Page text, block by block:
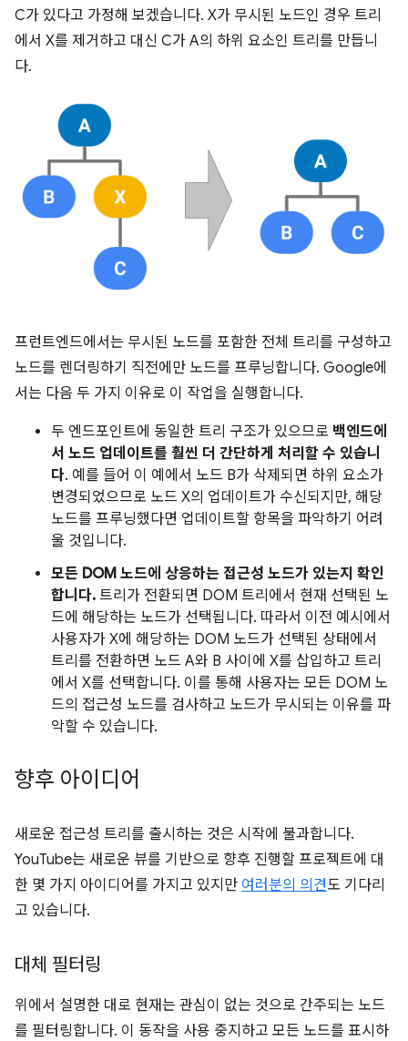
C가 있다고 가정해 보겠습니다. X가 무시된 노드인 경우 트리
에서 X를 제거하고 대신 C가 A의 하위 요소인 트리를 만듭니
다.
프런트엔드에서는 무시된 노드를 포함한 전체 트리를 구성하고
노드를 렌더링하기 직전에만 노드를 프루닝합니다. Google에
서는 다음 두 가지 이유로 이 작업을 실행합니다.
두 엔드포인트에 동일한 트리 구조가 있으므로 백엔드에
서 노드 업데이트를 훨씬 더 간단하게 처리할 수 있습니
다. 예를 들어 이 예에서 노드 B가 삭제되면 하위 요소가
변경되었으므로 노드 X의 업데이트가 수신되지만, 해당
노드를 프루닝했다면 업데이트할 항목을 파악하기 어려
울 것입니다.
모든 DOM 노드에 상응하는 접근성 노드가 있는지 확인
합니다. 트리가 전환되면 DOM 트리에서 현재 선택된 노
드에 해당하는 노드가 선택됩니다. 따라서 이전 예시에서
사용자가 X에 해당하는 DOM 노드가 선택된 상태에서
트리를 전환하면 노드 A와 B 사이에 X를 삽입하고 트리
에서 X를 선택합니다. 이를 통해 사용자는 모든 DOM 노
드의 접근성 노드를 검사하고 노드가 무시되는 이유를 파
악할 수 있습니다.
향후 아이디어
새로운 접근성 트리를 출시하는 것은 시작에 불과합니다.
YouTube는 새로운 뷰를 기반으로 향후 진행할 프로젝트에 대
한 몇 가지 아이디어를 가지고 있지만 여러분의 의견도 기다리
고 있습니다.
대체 필터링
위에서 설명한 대로 현재는 관심이 없는 것으로 간주되는 노드
를 필터링합니다. 이 동작을 사용 중지하고 모든 노드를 표시하